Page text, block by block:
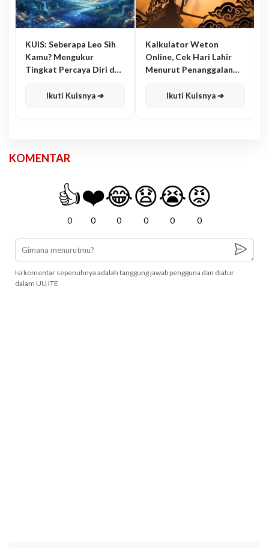
KUIS: Seberapa Leo Sih
Kamu? Mengukur
Tingkat Percaya Diri dan
Ikuti Kuisnya ➔
Kalkulator Weton
Online, Cek Hari Lahir
Menurut Penanggalan
Ikuti Kuisnya ➔
KOMENTAR
👍
0
❤️
0
😂
0
😧
0
😭
0
😡
0
Isi komentar sepenuhnya adalah tanggung jawab pengguna dan diatur
dalam UU ITE